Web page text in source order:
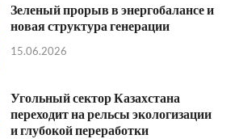
Зеленый прорыв в энергобалансе и
новая структура генерации
15.06.2026
Угольный сектор Казахстана
переходит на рельсы экологизации
и глубокой переработки